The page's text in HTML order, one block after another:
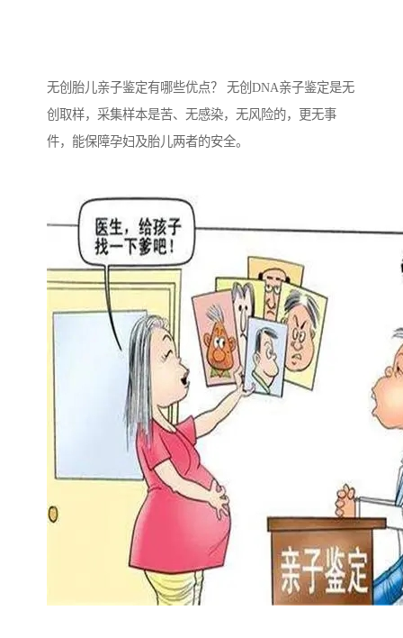
无创胎儿亲子鉴定有哪些优点？ 无创DNA亲子鉴定是无
创取样，采集样本是苦、无感染，无风险的，更无事
件，能保障孕妇及胎儿两者的安全。